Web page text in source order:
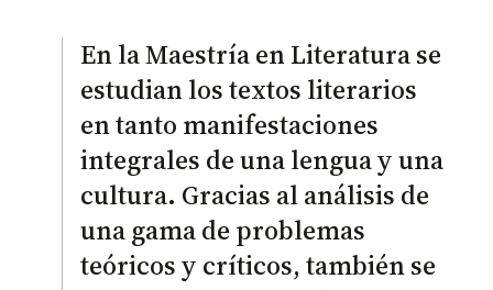
En la Maestría en Literatura se
estudian los textos literarios
en tanto manifestaciones
integrales de una lengua y una
cultura. Gracias al análisis de
una gama de problemas
teóricos y críticos, también se